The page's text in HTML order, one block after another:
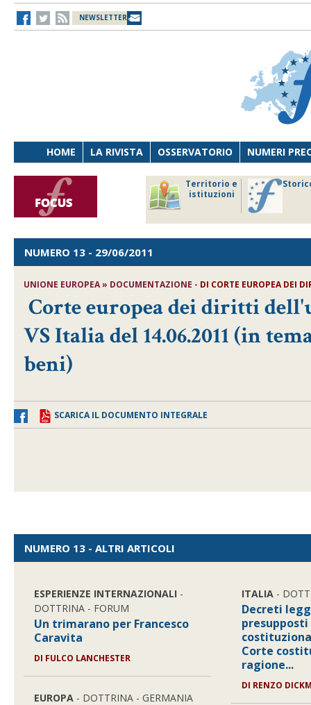
NEWSLETTER
HOME LA RIVISTA OSSERVATORIO NUMERI
Territorio e
istituzioni
NUMERO 13 - 29/06/2011
UNIONE EUROPEA » DOCUMENTAZIONE - DI CORTE EUROPEA DEI
Corte europea dei diritti
VS Italia del 14.06.2011 (in
beni)
SCARICA IL DOCUMENTO INTEGRALE
NUMERO 13 - ALTRI ARTICOLI
ESPERIENZE INTERNAZIONALI -
DOTTRINA - FORUM
Un trimarano per Francesco
Caravita
DI FULCO LANCHESTER
EUROPA - DOTTRINA - GERMANIA
ITALIA -
Decreti
presupposti
Corte
ragione...
DI RENZO